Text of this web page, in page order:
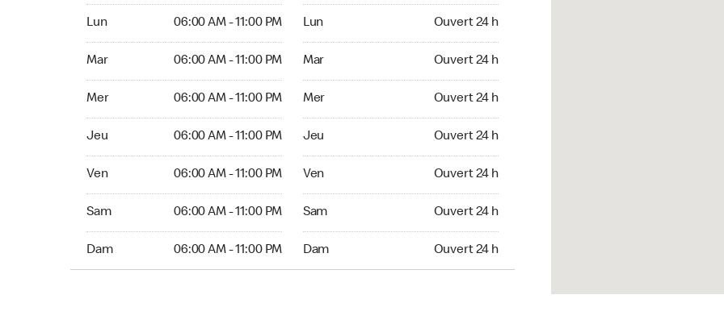
Lun 06:00 AM - 11:00 PM
Mar 06:00 AM - 11:00 PM
Mer 06:00 AM - 11:00 PM
Jeu 06:00 AM - 11:00 PM
Ven 06:00 AM - 11:00 PM
Sam 06:00 AM - 11:00 PM
Dam 06:00 AM - 11:00 PM
Lun Ouvert 24 h
Mar Ouvert 24 h
Mer Ouvert 24 h
Jeu Ouvert 24 h
Ven Ouvert 24 h
Sam Ouvert 24 h
Dam Ouvert 24 h